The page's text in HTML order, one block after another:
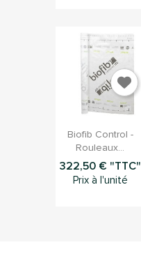
Aperçu rapide
Biofib Control -
Rouleaux...
322,50 € "TTC"
Prix à l'unité